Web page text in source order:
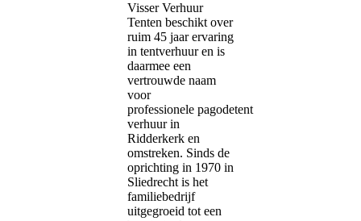
Visser Verhuur
Tenten beschikt over
ruim 45 jaar ervaring
in tentverhuur en is
daarmee een
vertrouwde naam
voor
professionele pagodetent
verhuur in
Ridderkerk en
omstreken. Sinds de
oprichting in 1970 in
Sliedrecht is het
familiebedrijf
uitgegroeid tot een